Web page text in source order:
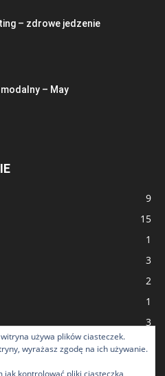
– zdrowe jedzenie
– May
9
15
1
3
2
1
3
używa plików ciasteczek.
wyrażasz zgodę na ich używanie.
kontrolować pliki ciasteczka,